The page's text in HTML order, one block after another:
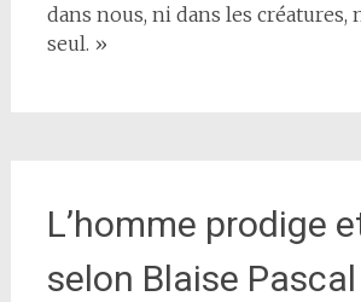
dans nous, ni dans les créatures,
seul. »
L’homme prodige
selon Blaise Pascal